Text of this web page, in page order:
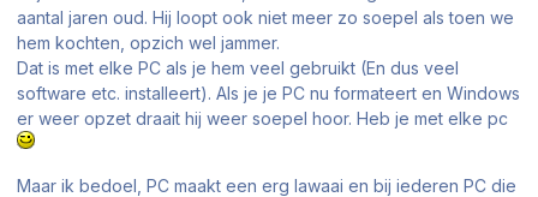
aantal jaren oud. Hij loopt ook niet meer zo soepel als toen we
hem kochten, opzich wel jammer.
Dat is met elke PC als je hem veel gebruikt (En dus veel
software etc. installeert). Als je je PC nu formateert en Windows
er weer opzet draait hij weer soepel hoor. Heb je met elke pc
Maar ik bedoel, PC maakt een erg lawaai en bij iederen PC die